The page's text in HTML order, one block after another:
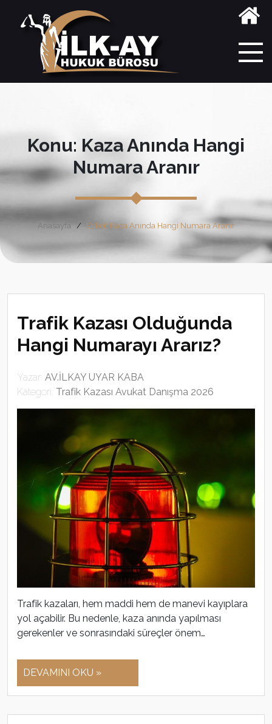
Konu: Kaza Anında Hangi
Numara Aranır
Anasayfa Etiket: Kaza Anında Hangi Numara Aranır
Trafik Kazası Olduğunda
Hangi Numarayı Ararız?
Yazar: AV.İLKAY UYAR KABA
Kategori: Trafik Kazası Avukat Danışma 2026
Trafik kazaları, hem maddi hem de manevi kayıplara
yol açabilir. Bu nedenle, kaza anında yapılması
gerekenler ve sonrasındaki süreçler önem…
DEVAMINI OKU »